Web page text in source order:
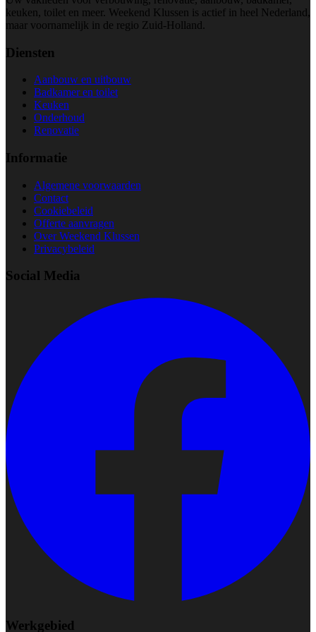
keuken, toilet en meer. Weekend Klussen is actief in heel Nederland,
maar voornamelijk in de regio Zuid-Holland.
Diensten
Aanbouw en uitbouw
Badkamer en toilet
Keuken
Onderhoud
Renovatie
Informatie
Algemene voorwaarden
Contact
Cookiebeleid
Offerte aanvragen
Over Weekend Klussen
Privacybeleid
Social Media
Werkgebied